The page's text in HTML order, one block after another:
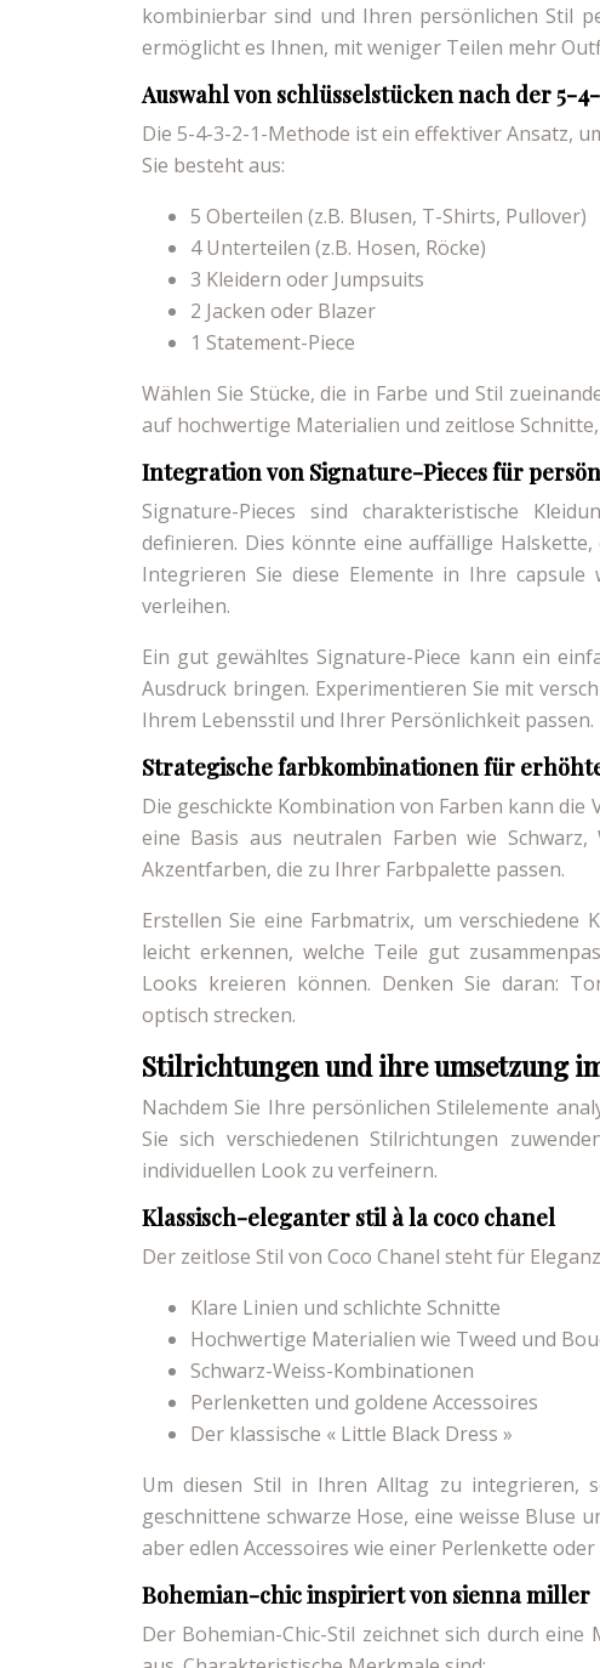
kombinierbar sind und Ihren persönlichen Stil
ermöglicht es Ihnen, mit weniger Teilen mehr
Auswahl von schlüsselstücken nach der 5-
Die 5-4-3-2-1-Methode ist ein effektiver Ansatz,
Sie besteht aus:
5 Oberteilen (z.B. Blusen, T-Shirts, Pullover)
4 Unterteilen (z.B. Hosen, Röcke)
3 Kleidern oder Jumpsuits
2 Jacken oder Blazer
1 Statement-Piece
Wählen Sie Stücke, die in Farbe und Stil
auf hochwertige Materialien und zeitlose
Integration von Signature-Pieces für
Signature-Pieces sind charakteristische
definieren. Dies könnte eine auffällige
Integrieren Sie diese Elemente in Ihre
verleihen.
Ein gut gewähltes Signature-Piece kann ein
Ausdruck bringen. Experimentieren Sie mit
Ihrem Lebensstil und Ihrer Persönlichkeit passen.
Strategische farbkombinationen für
Die geschickte Kombination von Farben kann
eine Basis aus neutralen Farben wie
Akzentfarben, die zu Ihrer Farbpalette passen.
Erstellen Sie eine Farbmatrix, um verschiedene
leicht erkennen, welche Teile gut
Looks kreieren können. Denken Sie daran:
optisch strecken.
Stilrichtungen und ihre umsetzung
Nachdem Sie Ihre persönlichen Stilelemente
Sie sich verschiedenen Stilrichtungen
individuellen Look zu verfeinern.
Klassisch-eleganter stil à la coco chanel
Der zeitlose Stil von Coco Chanel steht für
Klare Linien und schlichte Schnitte
Hochwertige Materialien wie Tweed und
Schwarz-Weiss-Kombinationen
Perlenketten und goldene Accessoires
Der klassische « Little Black Dress »
Um diesen Stil in Ihren Alltag zu integrieren,
geschnittene schwarze Hose, eine weisse Bluse
aber edlen Accessoires wie einer Perlenkette
Bohemian-chic inspiriert von sienna miller
Der Bohemian-Chic-Stil zeichnet sich durch